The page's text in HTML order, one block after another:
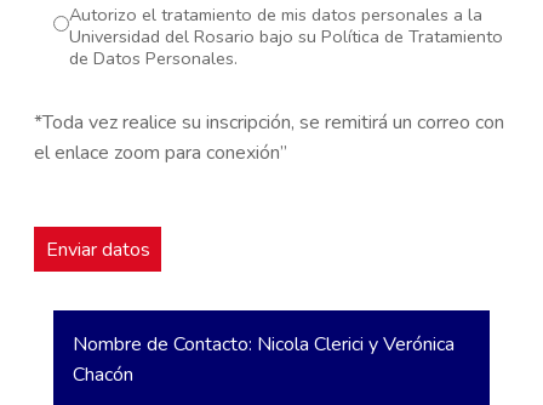
Autorizo el tratamiento de mis datos personales a la
Universidad del Rosario bajo su Política de Tratamiento
de Datos Personales.
*Toda vez realice su inscripción, se remitirá un correo con
el enlace zoom para conexión”
Nombre de Contacto: Nicola Clerici y Verónica
Chacón